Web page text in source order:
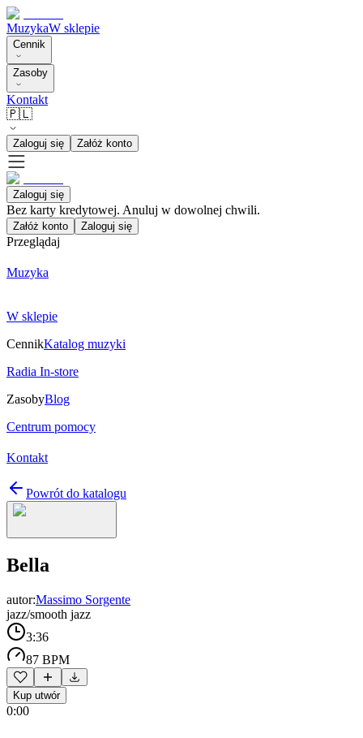
MuzykaW sklepie
Cennik
Zasoby
Kontakt
🇵🇱
Zaloguj się Załóż konto
Zaloguj się
Bez karty kredytowej. Anuluj w dowolnej chwili.
Załóż konto Zaloguj się
Przeglądaj
Muzyka
W sklepie
CennikKatalog muzyki
Radia In-store
ZasobyBlog
Centrum pomocy
Kontakt
Powrót do katalogu
Bella
autor:Massimo Sorgente
jazz/smooth jazz
3:36
87 BPM
Kup utwór
0:00